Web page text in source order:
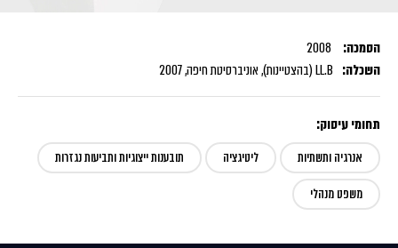
הסמכה:
השכלה: LL.B (בהצטיינות), אוניברסיטת חיפה, 2007
תחומי עיסוק:
אנרגיה ותשתיות ליטיגציה תובענות ייצוגיות ותביעות נגזרות
משפט מנהלי